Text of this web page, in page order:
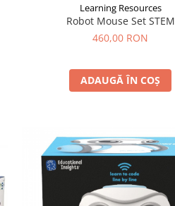
Learning Resources
Robot Mouse Set STEM
460,00 RON
ADAUGĂ ÎN COȘ